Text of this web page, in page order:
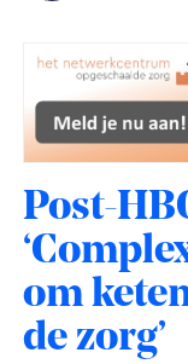
Post-
om
de zorg’